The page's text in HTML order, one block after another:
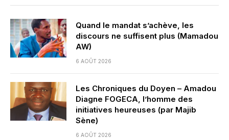
Quand le mandat s’achève, les
discours ne suffisent plus (Mamadou
AW)
6 AOÛT 2026
Les Chroniques du Doyen – Amadou
Diagne FOGECA, l’homme des
initiatives heureuses (par Majib
Sène)
6 AOÛT 2026